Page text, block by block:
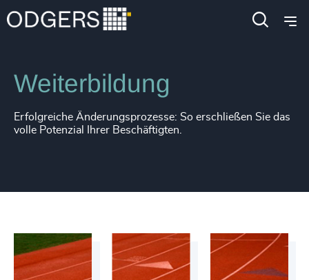
Services Beratung zu Inklusion und Diversität
Weiterbildung
Erfolgreiche Änderungsprozesse: So erschließen Sie das
volle Potenzial Ihrer Beschäftigten.